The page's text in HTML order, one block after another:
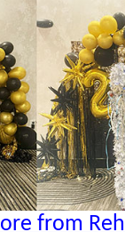
from